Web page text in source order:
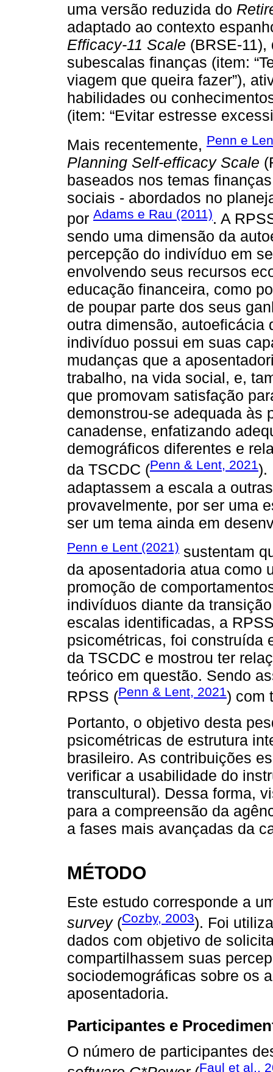
uma versão reduzida do
adaptado ao contexto
Efficacy-11 Scale (BRSE-
subescalas finanças (item:
viagem que queira fazer”),
habilidades ou
(item: “Evitar estresse
Mais recentemente, Penn e
Planning Self-efficacy Scale
baseados nos temas
sociais - abordados no
por Adams e Rau (2011). A
sendo uma dimensão da
percepção do indivíduo em
envolvendo seus recursos
educação financeira, como
de poupar parte dos seus
outra dimensão, autoeficácia
indivíduo possui em suas
mudanças que a
trabalho, na vida social, e,
que promovam satisfação
demonstrou-se adequada às
canadense, enfatizando
demográficos diferentes e
da TSCDC (Penn & Lent, 2021).
adaptassem a escala a
provavelmente, por ser uma
ser um tema ainda em
Penn e Lent (2021) sustentam
da aposentadoria atua como
promoção de
indivíduos diante da
escalas identificadas, a
psicométricas, foi construída
da TSCDC e mostrou ter
teórico em questão. Sendo
RPSS (Penn & Lent, 2021) com
Portanto, o objetivo desta
psicométricas de estrutura
brasileiro. As contribuições
verificar a usabilidade do
transcultural). Dessa forma,
para a compreensão da
a fases mais avançadas da
MÉTODO
Este estudo corresponde a
survey(Cozby, 2003). Foi
dados com objetivo de
compartilhassem suas
sociodemográficas sobre os
aposentadoria.
Participantes e
O número de participantes
Faul et al.,